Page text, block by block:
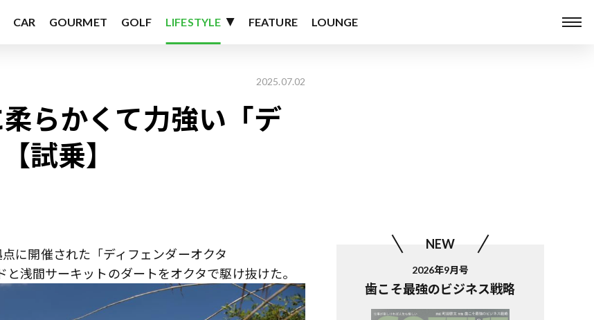
CAR GOURMET GOLF LIFESTYLE FEATURE LOUNGE
2025.07.02
らかくて力強い「デ
試乗】
に開催された「ディフェンダーオクタ
と浅間サーキットのダートをオクタで駆け抜けた。
NEW
2026年9月号
歯こそ最強のビジネス戦略